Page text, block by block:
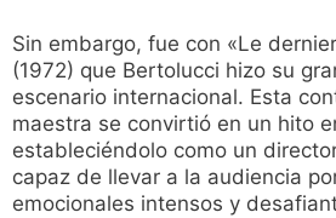
Sin embargo, fue con «Le
(1972) que Bertolucci hizo su
escenario internacional. Esta
maestra se convirtió en un hito
estableciéndolo como un
capaz de llevar a la audiencia
emocionales intensos y